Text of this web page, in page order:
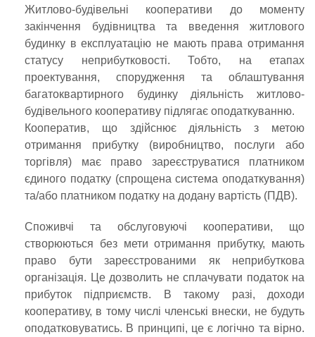
Житлово-будівельні кооперативи до моменту
закінчення будівництва та введення житлового
будинку в експлуатацію не мають права отримання
статусу неприбутковості. Тобто, на етапах
проектування, спорудження та облаштування
багатоквартирного будинку діяльність житлово-
будівельного кооперативу підлягає оподаткуванню.
Кооператив, що здійснює діяльність з метою
отримання прибутку (виробництво, послуги або
торгівля) має право зареєструватися платником
єдиного податку (спрощена система оподаткування)
та/або платником податку на додану вартість (ПДВ).
Споживчі та обслуговуючі кооперативи, що
створюються без мети отримання прибутку, мають
право бути зареєстрованими як неприбуткова
організація. Це дозволить не сплачувати податок на
прибуток підприємств. В такому разі, доходи
кооперативу, в тому числі членські внески, не будуть
оподатковуватись. В принципі, це є логічно та вірно.